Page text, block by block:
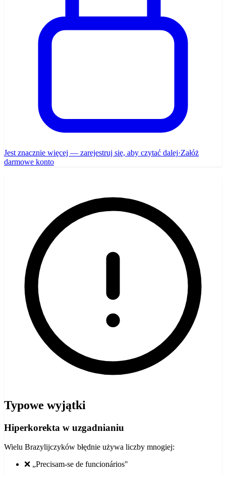
Jest znacznie więcej — zarejestruj się, aby czytać dalej·Załóż
darmowe konto
Typowe wyjątki
Hiperkorekta w uzgadnianiu
Wielu Brazylijczyków błędnie używa liczby mnogiej:
❌ „Precisam-se de funcionários"